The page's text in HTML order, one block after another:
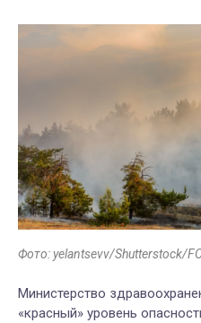
Фото: yelantsevv/Shutterstock/
Министерство
«красный» уровень